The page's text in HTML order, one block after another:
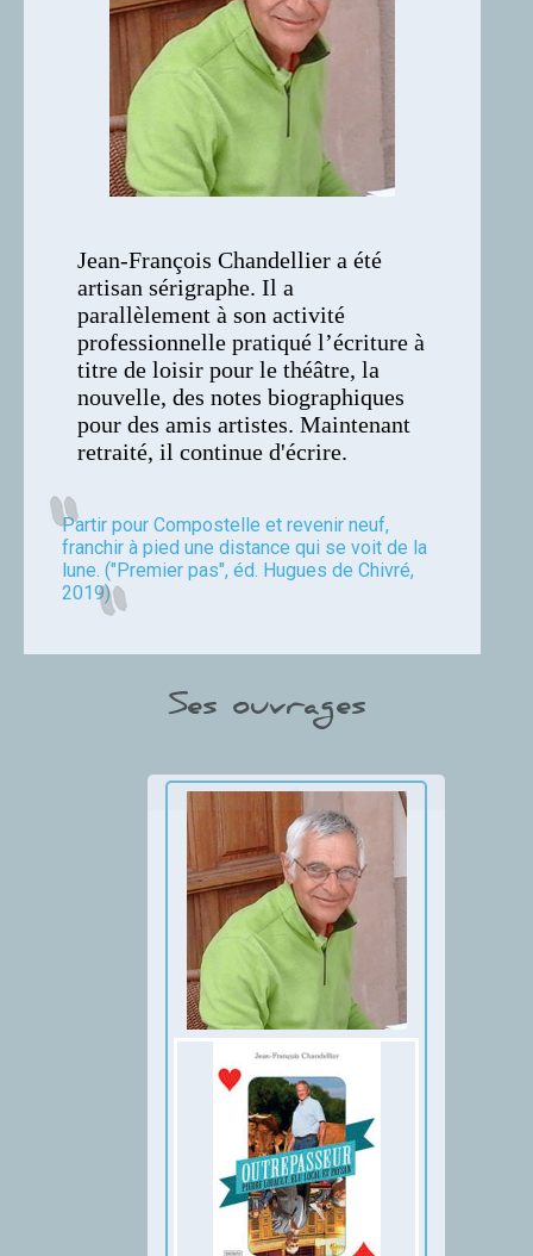
Jean-François Chandellier a été
artisan sérigraphe. Il a
parallèlement à son activité
professionnelle pratiqué l’écriture à
titre de loisir pour le théâtre, la
nouvelle, des notes biographiques
pour des amis artistes. Maintenant
retraité, il continue d'écrire.
Partir pour Compostelle et revenir neuf,
franchir à pied une distance qui se voit de la
lune. ("Premier pas", éd. Hugues de Chivré,
2019)
Ses ouvrages